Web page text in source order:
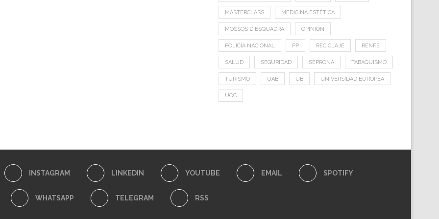
MASTERCLASS MEDICINA ESTÉTICA
MOSSOS D'ESQUADRA OPINIÓN
POLICÍA NACIONAL PP RECICLAJE RENFE
SALUD SEGURIDAD SEPRONA TABAQUISMO
TURISMO UAB UB UNIVERSIDAD EUROPEA
UOC
INSTAGRAM LINKEDIN YOUTUBE EMAIL SPOTIFY
WHATSAPP TELEGRAM RSS